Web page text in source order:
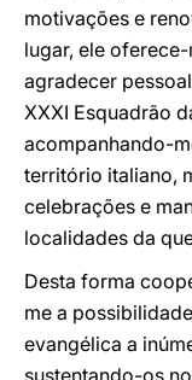
motivações e
lugar, ele
agradecer
XXXI Esquadrão
acompanhando-
território italiano,
celebrações e
localidades da
Desta forma
me a
evangélica a
sustentando-os